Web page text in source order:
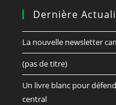
Dernière
La nouvelle newsletter
(pas de titre)
Un livre blanc pour
central